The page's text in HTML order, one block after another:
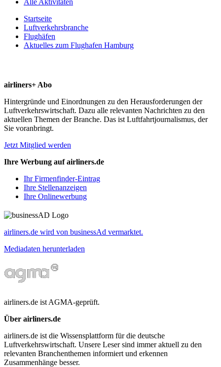
Startseite
Luftverkehrsbranche
Flughäfen
Aktuelles zum Flughafen Hamburg
airliners+ Abo
Hintergründe und Einordnungen zu den Herausforderungen der
Luftverkehrswirtschaft. Dazu alle relevanten Nachrichten zu den
aktuellen Themen der Branche. Das ist Luftfahrtjournalismus, der
Sie voranbringt.
Jetzt Mitglied werden
Ihre Werbung auf airliners.de
Ihr Firmenfinder-Eintrag
Ihre Stellenanzeigen
Ihre Onlinewerbung
airliners.de wird von businessAd vermarktet.
Mediadaten herunterladen
airliners.de ist AGMA-geprüft.
Über airliners.de
airliners.de ist die Wissensplattform für die deutsche
Luftverkehrswirtschaft. Unsere Leser sind immer aktuell zu den
relevanten Branchenthemen informiert und erkennen
Zusammenhänge besser.